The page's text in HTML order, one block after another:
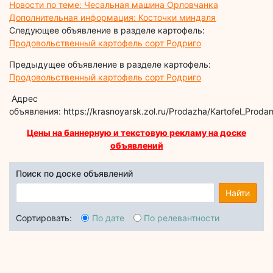
Новости по теме: Чесальная машина Орловчанка
Дополнительная информация: Косточки миндаля
Следующее объявление в разделе картофель:
Продовольственный картофель сорт Родриго
Предыдущее объявление в разделе картофель:
Продовольственный картофель сорт Родриго
Адрес
объявления: https://krasnoyarsk.zol.ru/Prodazha/
Цены на баннерную и текстовую рекламу на доске
объявлений
Поиск по доске объявлений
Найти
Сортировать: По дате По релевантности